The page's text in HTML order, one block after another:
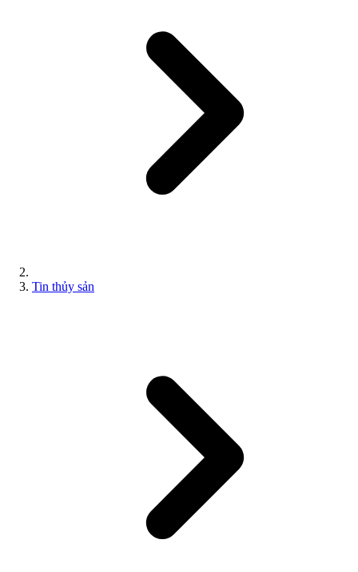
Tin thủy sản